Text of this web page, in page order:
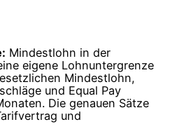
Mindestlohn in der
eigene Lohnuntergrenze
Mindestlohn,
und Equal Pay
Die genauen Sätze
und